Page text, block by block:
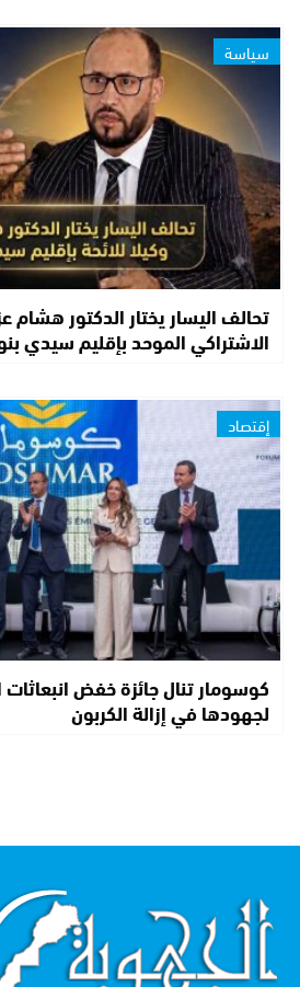
سياسة
تحالف اليسار يختار الدكتور هشام
الاشتراكي الموحد بإقليم سيدي
إقتصاد
كوسومار تنال جائزة خفض انبعاثات
لجهودها في إزالة الكربون